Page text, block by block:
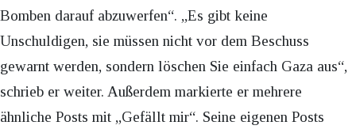
Bomben darauf abzuwerfen“. „Es gibt keine
Unschuldigen, sie müssen nicht vor dem Beschuss
gewarnt werden, sondern löschen Sie einfach Gaza aus“,
schrieb er weiter. Außerdem markierte er mehrere
ähnliche Posts mit „Gefällt mir“. Seine eigenen Posts